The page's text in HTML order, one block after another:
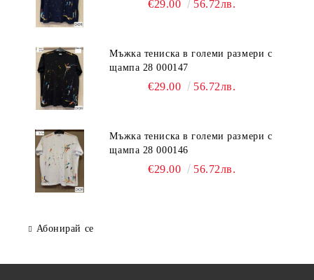
€29.00 56.72лв.
Мъжка тениска в големи размери с
щампа 28 000147
€29.00 56.72лв.
Мъжка тениска в големи размери с
щампа 28 000146
€29.00 56.72лв.
Абонирай се